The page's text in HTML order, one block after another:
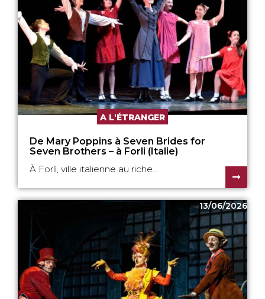
A L'ÉTRANGER
De Mary Poppins à Seven Brides for
Seven Brothers – à Forli (Italie)
À Forlì, ville italienne au riche...
13/06/2026